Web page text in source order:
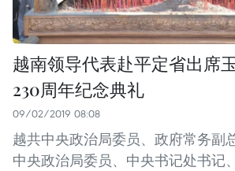
越南领导代表赴平定省出席
230周年纪念典礼
09/02/2019 08:08
越共中央政治局委员、政府常务副
中央政治局委员、中央书记处书记